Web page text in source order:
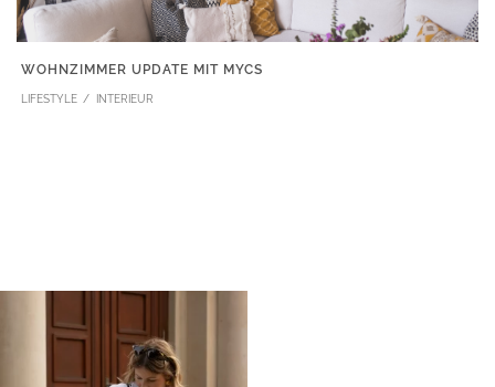
WOHNZIMMER UPDATE MIT MYCS
LIFESTYLE INTERIEUR